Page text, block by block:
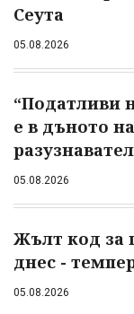
Сеута
05.08.2026
“Податливи
е в дъното
05.08.2026
Жълт код за
днес -
05.08.2026